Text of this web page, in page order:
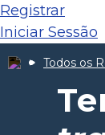
Registrar
Iniciar Sessão
Todos os